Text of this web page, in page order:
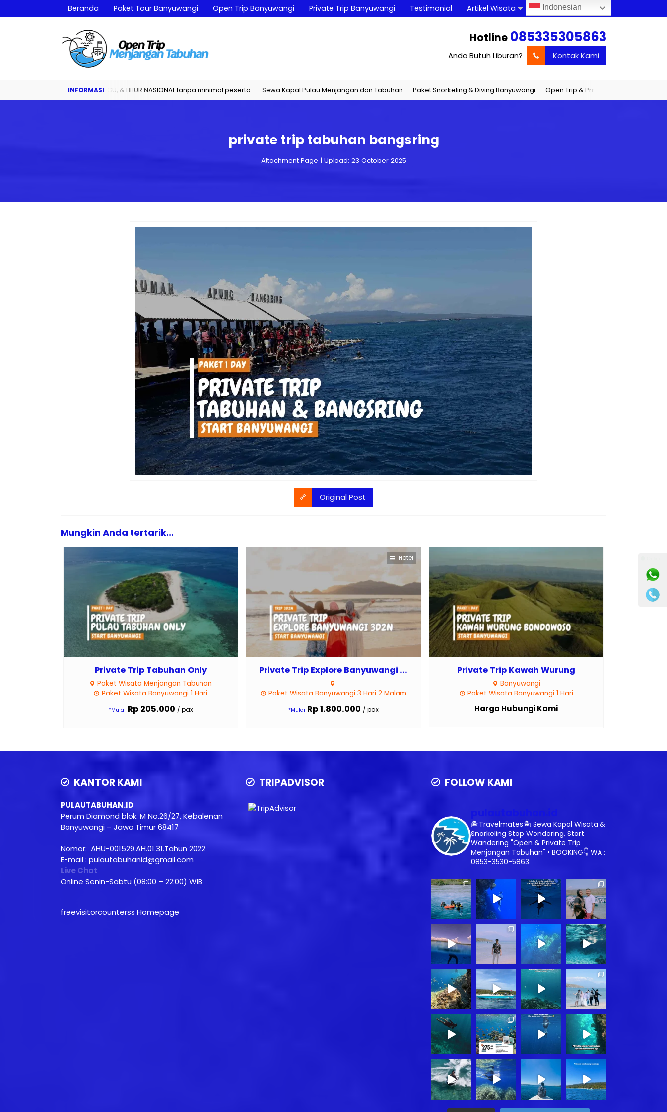
Beranda Paket Tour Banyuwangi Open Trip Banyuwangi Private Trip Banyuwangi Testimonial Artikel Wisata Indonesian
Hotline 085335305863
Anda Butuh Liburan? Kontak Kami
Setiap SABTU, MINGGU, & LIBUR NASIONAL tanpa minimal peserta. Sewa Kapal Pulau Menjangan dan Tabuhan Paket Snorkeling & Diving Banyuwangi Open Trip & Private Trip Banyuwangi
private trip tabuhan bangsring
Attachment Page | Upload: 23 October 2025
Original Post
Mungkin Anda tertarik...
Private Trip Tabuhan Only
Paket Wisata Menjangan Tabuhan
Paket Wisata Banyuwangi 1 Hari
*Mulai Rp 205.000 / pax
Private Trip Explore Banyuwangi ...
Paket Wisata Banyuwangi 3 Hari 2 Malam
*Mulai Rp 1.800.000 / pax
Hotel
Private Trip Kawah Wurung
Banyuwangi
Paket Wisata Banyuwangi 1 Hari
Harga Hubungi Kami
KANTOR KAMI
PULAUTABUHAN.ID
Perum Diamond blok. M No.26/27, Kebalenan
Banyuwangi – Jawa Timur 68417
Nomor: AHU-001529.AH.01.31.Tahun 2022
E-mail : pulautabuhanid@gmail.com
Live Chat
Online Senin-Sabtu (08:00 – 22:00) WIB
freevisitorcounterss Homepage
TRIPADVISOR FOLLOW KAMI
🏝️Travelmates🏝️ Sewa Kapal Wisata &
Snorkeling Stop Wondering, Start
Wandering "Open & Private Trip
Menjangan Tabuhan" • BOOKING👇 WA :
0853-3530-5863